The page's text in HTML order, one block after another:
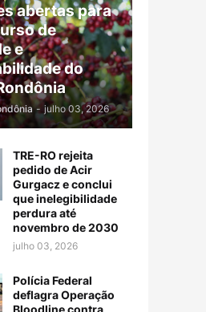
abertas para
de
e
do
- julho 03, 2026
TRE-RO rejeita
pedido de Acir
Gurgacz e conclui
que inelegibilidade
perdura até
novembro de 2030
julho 03, 2026
Polícia Federal
deflagra Operação
Bloodline contra